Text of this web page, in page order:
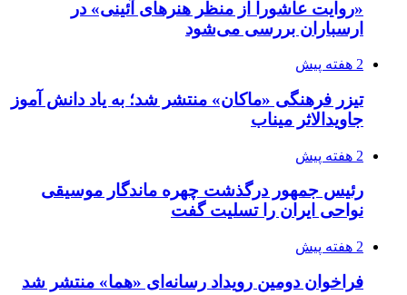
«روایت عاشورا از منظر هنرهای آئینی» در
ارسباران بررسی می‌شود
2 هفته پیش
تیزر فرهنگی «ماکان» منتشر شد؛ به یاد دانش آموز
جاویدالاثر میناب
2 هفته پیش
رئیس جمهور درگذشت چهره ماندگار موسیقی
نواحی ایران را تسلیت گفت
2 هفته پیش
فراخوان دومین رویداد رسانه‌ای «هما» منتشر شد